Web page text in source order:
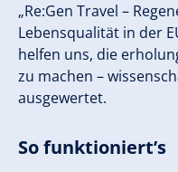
„Re:Gen Travel –
Lebensqualität in der
helfen uns, die
zu machen –
ausgewertet.
So funktioniert’s